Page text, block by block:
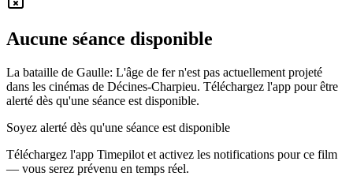
Aucune séance disponible
La bataille de Gaulle: L'âge de fer n'est pas actuellement projeté
dans les cinémas de Décines-Charpieu. Téléchargez l'app pour être
alerté dès qu'une séance est disponible.
Soyez alerté dès qu'une séance est disponible
Téléchargez l'app Timepilot et activez les notifications pour ce film
— vous serez prévenu en temps réel.